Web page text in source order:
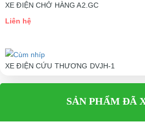
XE ĐIỆN CHỞ HÀNG A2.GC
Liên hệ
XE ĐIỆN CỨU THƯƠNG DVJH-1
Liên hệ
SẢN PHẨM ĐÃ